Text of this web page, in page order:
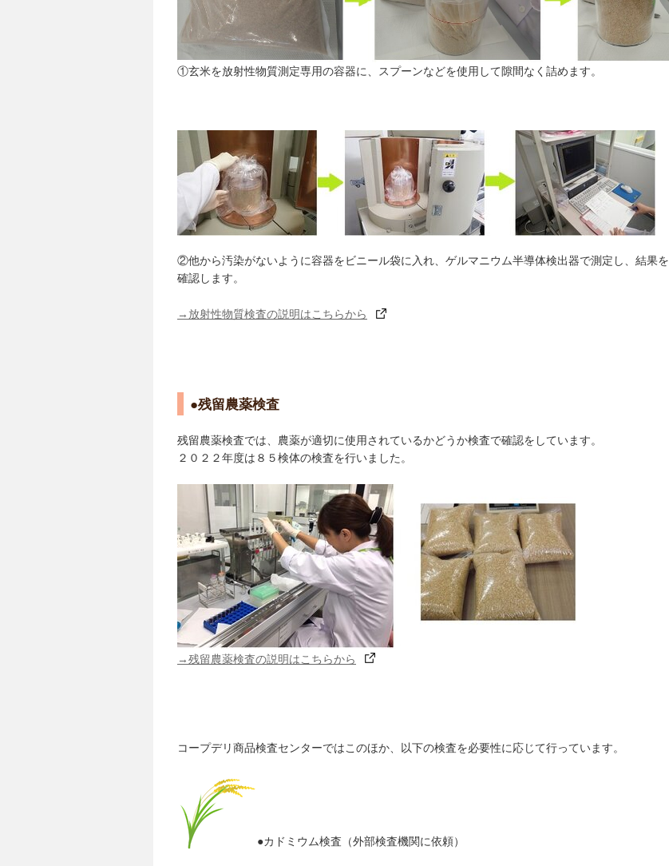
①玄米を放射性物質測定専用の容器に、スプーンなどを使用して隙間なく詰めます。
②他から汚染がないように容器をビニール袋に入れ、ゲルマニウム半導体検出器で測定し、結果を
確認します。
→放射性物質検査の説明はこちらから
●残留農薬検査
残留農薬検査では、農薬が適切に使用されているかどうか検査で確認をしています。
２０２２年度は８５検体の検査を行いました。
→残留農薬検査の説明はこちらから
コープデリ商品検査センターではこのほか、以下の検査を必要性に応じて行っています。
●カドミウム検査（外部検査機関に依頼）